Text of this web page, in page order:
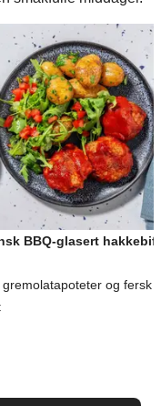
BBQ-glasert
gremolatapoteter og fersk